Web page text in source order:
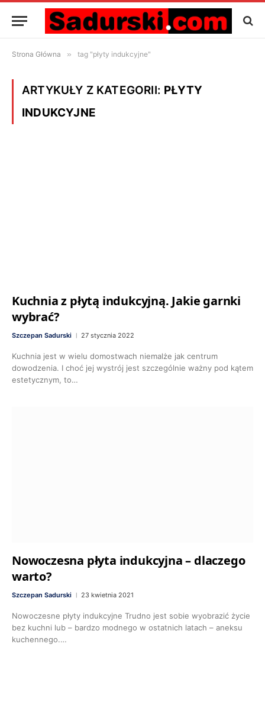
Strona Główna » tag "płyty indukcyjne"
ARTYKUŁY Z KATEGORII: PŁYTY
INDUKCYJNE
Kuchnia z płytą indukcyjną. Jakie garnki
wybrać?
Szczepan Sadurski 27 stycznia 2022
Kuchnia jest w wielu domostwach niemalże jak centrum
dowodzenia. I choć jej wystrój jest szczególnie ważny pod kątem
estetycznym, to…
Nowoczesna płyta indukcyjna – dlaczego
warto?
Szczepan Sadurski 23 kwietnia 2021
Nowoczesne płyty indukcyjne Trudno jest sobie wyobrazić życie
bez kuchni lub – bardzo modnego w ostatnich latach – aneksu
kuchennego.…